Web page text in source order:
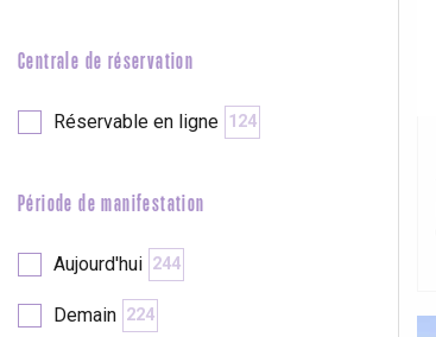
Seine
Duclair
Centrale de réservation
Réservable en ligne 124
Période de manifestation
Aujourd'hui 244
Demain 224